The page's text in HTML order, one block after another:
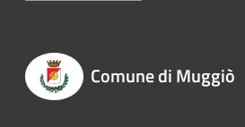
Comune di Muggiò